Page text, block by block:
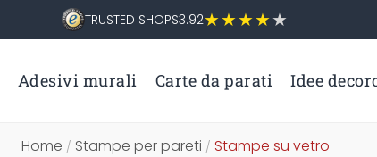
TRUSTED SHOPS3.92
Adesivi murali Carte da parati Idee
Home / Stampe per pareti / Stampe su vetro